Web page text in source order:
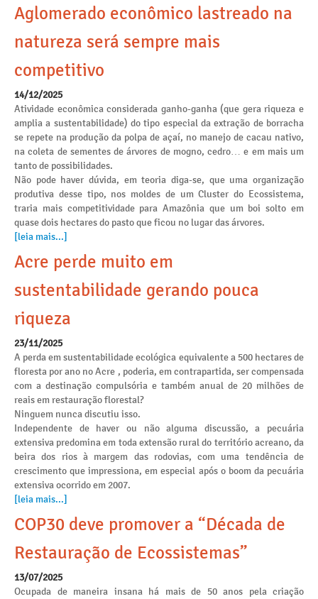
Aglomerado econômico lastreado na
natureza será sempre mais
competitivo
14/12/2025
Atividade econômica considerada ganho-ganha (que gera riqueza e
amplia a sustentabilidade) do tipo especial da extração de borracha
se repete na produção da polpa de açaí, no manejo de cacau nativo,
na coleta de sementes de árvores de mogno, cedro… e em mais um
tanto de possibilidades.
Não pode haver dúvida, em teoria diga-se, que uma organização
produtiva desse tipo, nos moldes de um Cluster do Ecossistema,
traria mais competitividade para Amazônia que um boi solto em
quase dois hectares do pasto que ficou no lugar das árvores.
[leia mais...]
Acre perde muito em
sustentabilidade gerando pouca
riqueza
23/11/2025
A perda em sustentabilidade ecológica equivalente a 500 hectares de
floresta por ano no Acre , poderia, em contrapartida, ser compensada
com a destinação compulsória e também anual de 20 milhões de
reais em restauração florestal?
Ninguem nunca discutiu isso.
Independente de haver ou não alguma discussão, a pecuária
extensiva predomina em toda extensão rural do território acreano, da
beira dos rios à margem das rodovias, com uma tendência de
crescimento que impressiona, em especial após o boom da pecuária
extensiva ocorrido em 2007.
[leia mais...]
COP30 deve promover a “Década de
Restauração de Ecossistemas”
13/07/2025
Ocupada de maneira insana há mais de 50 anos pela criação